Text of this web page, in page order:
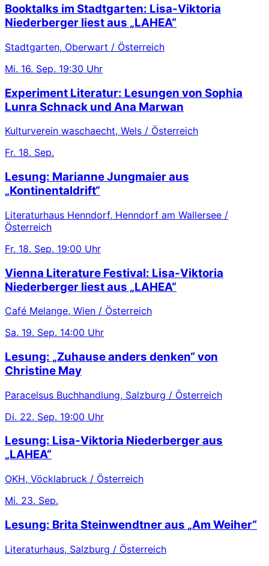
Booktalks im Stadtgarten: Lisa-Viktoria
Niederberger liest aus „LAHEA“
Stadtgarten, Oberwart / Österreich
Mi. 16. Sep. 19:30 Uhr
Experiment Literatur: Lesungen von Sophia
Lunra Schnack und Ana Marwan
Kulturverein waschaecht, Wels / Österreich
Fr. 18. Sep.
Lesung: Marianne Jungmaier aus
„Kontinentaldrift“
Literaturhaus Henndorf, Henndorf am Wallersee /
Österreich
Fr. 18. Sep. 19:00 Uhr
Vienna Literature Festival: Lisa-Viktoria
Niederberger liest aus „LAHEA“
Café Melange, Wien / Österreich
Sa. 19. Sep. 14:00 Uhr
Lesung: „Zuhause anders denken“ von
Christine May
Paracelsus Buchhandlung, Salzburg / Österreich
Di. 22. Sep. 19:00 Uhr
Lesung: Lisa-Viktoria Niederberger aus
„LAHEA“
OKH, Vöcklabruck / Österreich
Mi. 23. Sep.
Lesung: Brita Steinwendtner aus „Am Weiher“
Literaturhaus, Salzburg / Österreich